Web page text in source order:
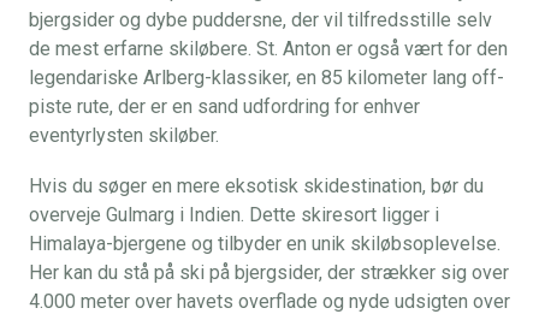
bjergsider og dybe puddersne, der vil tilfredsstille selv
de mest erfarne skiløbere. St. Anton er også vært for den
legendariske Arlberg-klassiker, en 85 kilometer lang off-
piste rute, der er en sand udfordring for enhver
eventyrlysten skiløber.
Hvis du søger en mere eksotisk skidestination, bør du
overveje Gulmarg i Indien. Dette skiresort ligger i
Himalaya-bjergene og tilbyder en unik skiløbsoplevelse.
Her kan du stå på ski på bjergsider, der strækker sig over
4.000 meter over havets overflade og nyde udsigten over